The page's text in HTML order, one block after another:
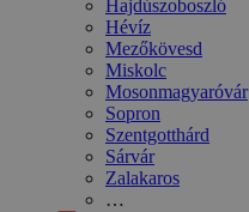
Hajdúszoboszló
Hévíz
Mezőkövesd
Miskolc
Mosonmagyaróvár
Sopron
Szentgotthárd
Sárvár
Zalakaros
…